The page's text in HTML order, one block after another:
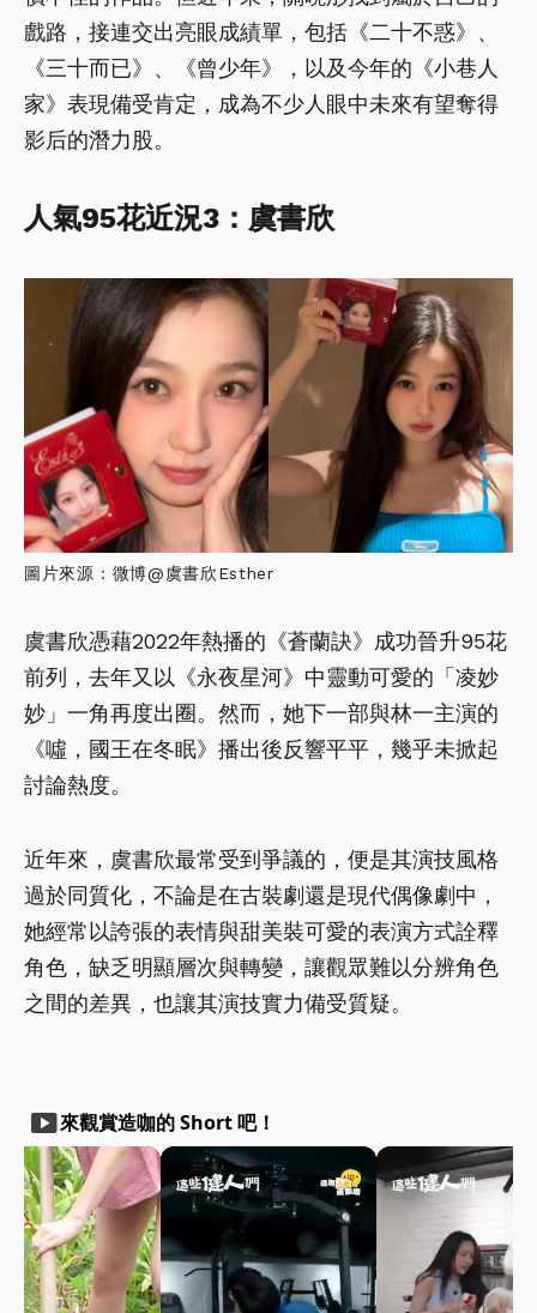
戲路，接連交出亮眼成績單，包括《二十不惑》、
《三十而已》、《曾少年》，以及今年的《小巷人
家》表現備受肯定，成為不少人眼中未來有望奪得
影后的潛力股。
人氣95花近況3：虞書欣
圖片來源：微博@虞書欣Esther
虞書欣憑藉2022年熱播的《蒼蘭訣》成功晉升95花
前列，去年又以《永夜星河》中靈動可愛的「凌妙
妙」一角再度出圈。然而，她下一部與林一主演的
《噓，國王在冬眠》播出後反響平平，幾乎未掀起
討論熱度。
近年來，虞書欣最常受到爭議的，便是其演技風格
過於同質化，不論是在古裝劇還是現代偶像劇中，
她經常以誇張的表情與甜美裝可愛的表演方式詮釋
角色，缺乏明顯層次與轉變，讓觀眾難以分辨角色
之間的差異，也讓其演技實力備受質疑。
smart_display來觀賞造咖的 Short 吧！